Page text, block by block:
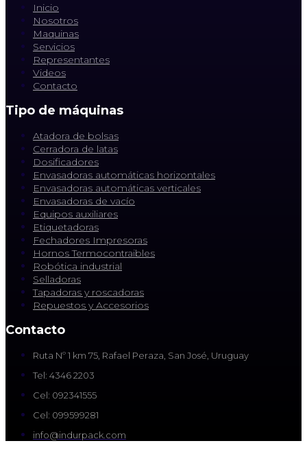
Inicio
Nosotros
Maquinas
Servicios
Representantes
Videos
Contacto
Tipo de máquinas
Atadora de bolsas
Cerradora de latas
Dosificadores
Envasadoras automáticas horizontales
Envasadoras automáticas verticales
Envasadoras de vacío
Equipos auxiliares
Etiquetadoras
Fechadores Impresoras
Hornos Termocontraibles
Robótica industrial
Selladoras
Tapadoras y roscadoras
Repuestos y Accesorios
Contacto
Ruta Nº 1 km 75, Rafael Peraza, San José, Uruguay
Tel: 4346 2203
Cel: 092341555
Cel: 099599281
info@indurpack.com